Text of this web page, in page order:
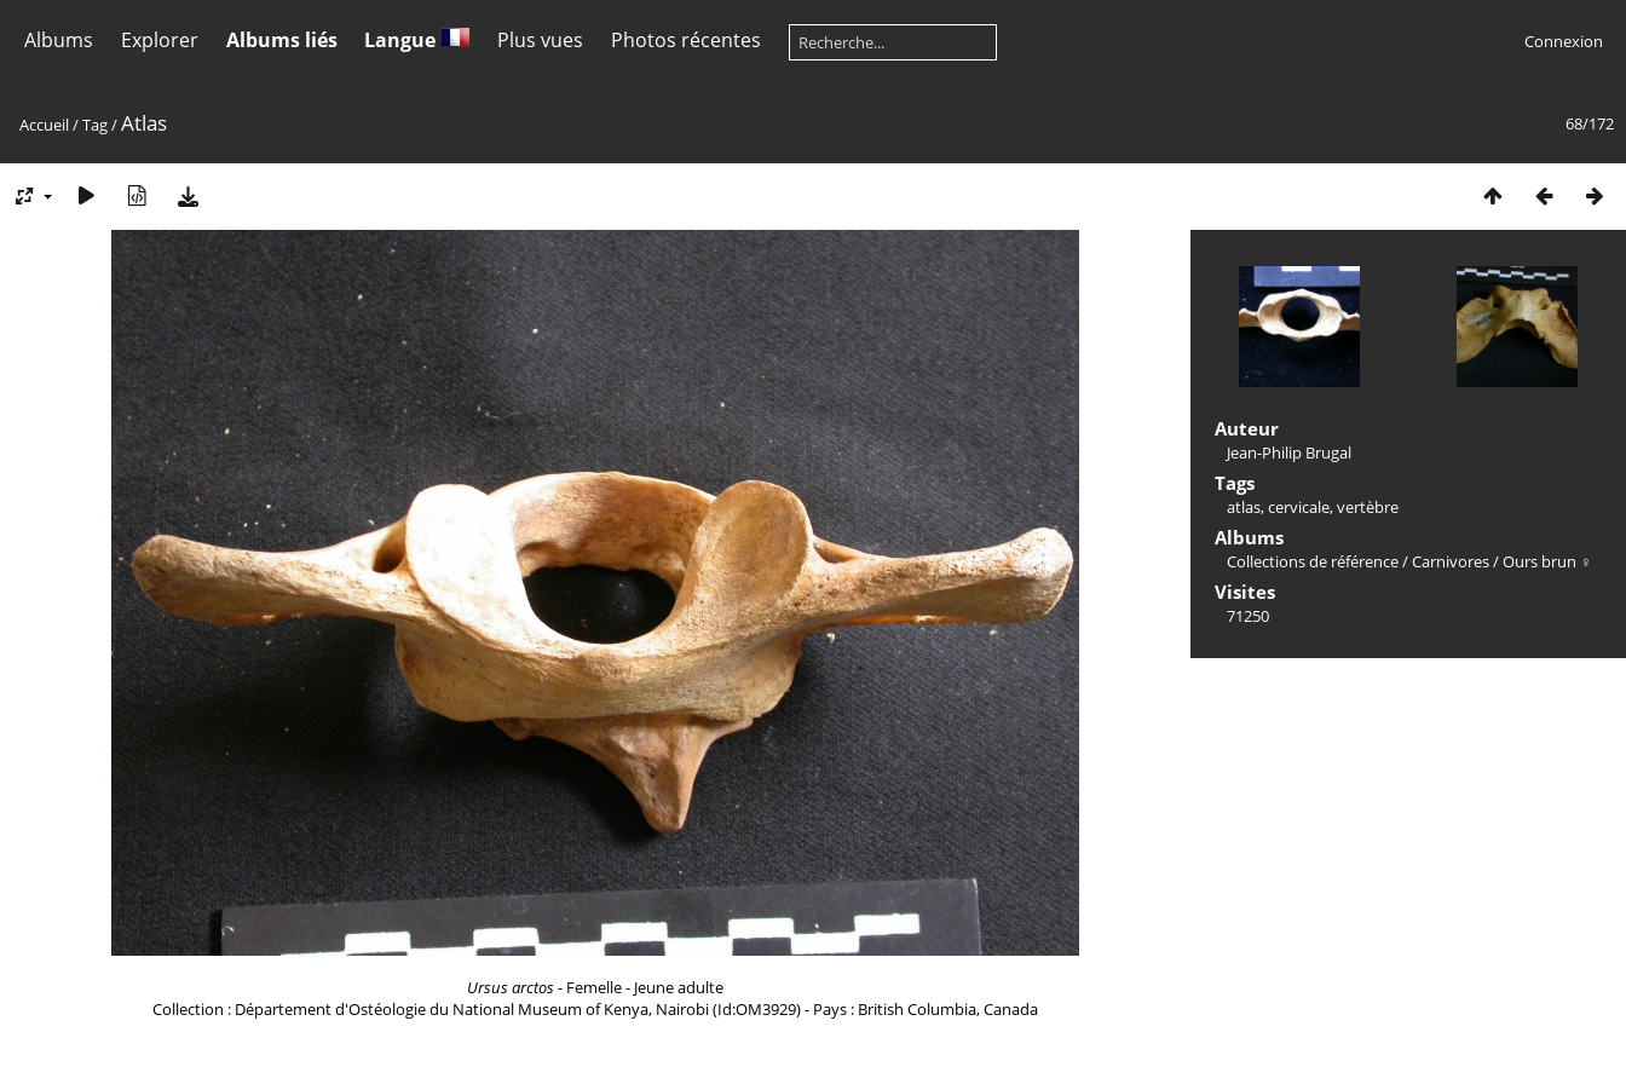
Albums Explorer Albums liés Langue Plus vues Photos récentes Connexion
68/172
Accueil/Tag/Atlas
Ursus arctos- Femelle - Jeune adulte
Collection : Département d'Ostéologie du National Museum of Kenya, Nairobi (Id:OM3929) - Pays : British Columbia, Canada
Auteur
Jean-Philip Brugal
Tags
atlas,cervicale,vertèbre
Albums
Collections de référence/Carnivores/Ours brun ♀
Visites
71250